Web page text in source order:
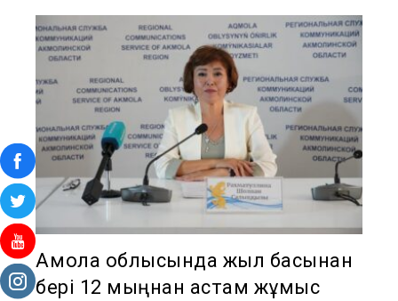
Ақмола облысында жыл басынан
бері 12 мыңнан астам жұмыс